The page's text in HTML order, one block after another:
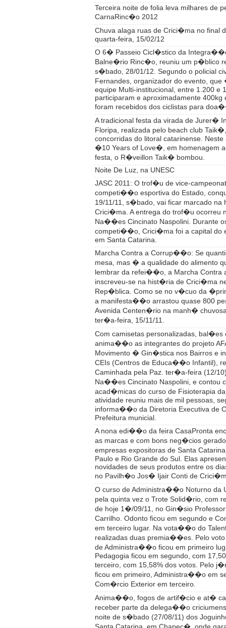
Terceira noite de folia leva milhares de
CarnaRinc�o 2012
Chuva alaga ruas de Crici�ma no final
quarta-feira, 15/02/12
O 6� Passeio Cicl�stico da
Balne�rio Rinc�o, reuniu um p�blico
s�bado, 28/01/12. Segundo o policial
Fernandes, organizador do evento,
equipe Multi-institucional, entre 1.200 e
participaram e aproximadamente 400kg
foram recebidos dos ciclistas para
A tradicional festa da virada de Jurer�
Floripa, realizada pelo beach club
concorridas do litoral catarinense. Neste
�10 Years of Love�, em homenagem
festa, o R�veillon Taik� bombou.
Noite De Luz, na UNESC
JASC 2011: O trof�u de vice-
competi��o esportiva do Estado,
19/11/11, s�bado, vai ficar marcado na
Crici�ma. A entrega do trof�u ocorreu
Na��es Cincinato Naspolini. Durante
competi��o, Crici�ma foi a capital do
em Santa Catarina.
Marcha Contra a Corrup��o: Se
mesa, mas � a qualidade do alimento
lembrar da refei��o, a Marcha
inscreveu-se na hist�ria de Crici�ma
Rep�blica. Como se no v�cuo da
a manifesta��o arrastou quase 800
Avenida Centen�rio na manh�
ter�a-feira, 15/11/11.
Com camisetas personalizadas, bal�es
anima��o as integrantes do projeto
Movimento � Gin�stica nos Bairros e
CEIs (Centros de Educa��o Infantil),
Caminhada pela Paz. ter�a-feira (12/
Na��es Cincinato Naspolini, e contou
acad�micas do curso de Fisioterapia da
atividade reuniu mais de mil pessoas,
informa��o da Diretoria Executiva de
Prefeitura municial.
A nona edi��o da feira CasaPronta
as marcas e com bons neg�cios
empresas expositoras de Santa
Paulo e Rio Grande do Sul. Elas
novidades de seus produtos entre os
no Pavilh�o Jos� Ijair Conti de
O curso de Administra��o Noturno da
pela quinta vez o Trote Solid�rio, com
de hoje 1�/09/11, no Gin�sio
Carrilho. Odonto ficou em segundo e
em terceiro lugar. Na vota��o do
realizadas duas premia��es. Pelo voto
de Administra��o ficou em primeiro
Pedagogia ficou em segundo, com
terceiro, com 15,58% dos votos. Pelo
ficou em primeiro, Administra��o em
Com�rcio Exterior em terceiro.
Anima��o, fogos de artif�cio e at�
receber parte da delega��o
noite de s�bado (27/08/11) dos